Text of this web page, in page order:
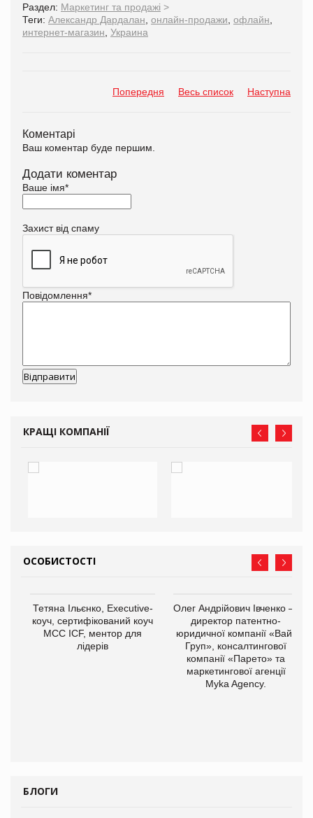
Раздел: Маркетинг та продажі >
Теги: Александр Дардалан онлайн-продажи офлайн
интернет-магазин Украина
Попередня Весь список Наступна
Коментарі
Ваш коментар буде першим.
Додати коментар
Ваше імя*
Захист від спаму
Повідомлення*
КРАЩІ КОМПАНІЇ
ОСОБИСТОСТІ
Тетяна Ільєнко, Executive-
коуч, сертифікований коуч
МСС ICF, ментор для
лідерів
Олег Андрійович Івченко —
директор патентно-
юридичної компанії «Вайз
Груп», консалтингової
компанії «Парето» та
маркетингової агенції
Myka Agency.
БЛОГИ